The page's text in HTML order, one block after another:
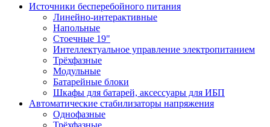
Источники бесперебойного питания
Линейно-интерактивные
Напольные
Стоечные 19"
Интеллектуальное управление электропитанием
Трёхфазные
Модульные
Батарейные блоки
Шкафы для батарей, аксессуары для ИБП
Автоматические стабилизаторы напряжения
Однофазные
Трёхфазные